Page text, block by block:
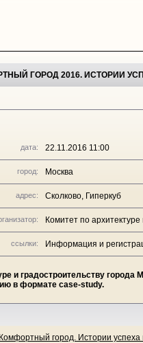
ГОРОД 2016. ИСТОРИИ
дата: 22.11.2016 11:00
город: Москва
адрес: Сколково, Гиперкуб
Комитет по архитектуре
ссылки: Информация и
и градостроительству
в формате case-study.
город. Истории